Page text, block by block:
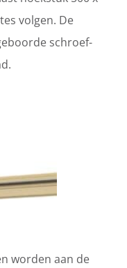
volgen. De
schroef-
worden aan de